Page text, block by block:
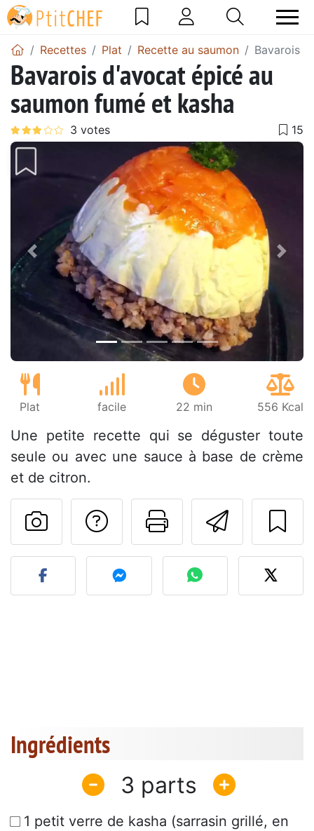
Recettes Plat Recette au saumon Bavarois
Bavarois d'avocat épicé au
saumon fumé et kasha
Précédent
Plat facile 22 min 556 Kcal
Une petite recette qui se déguster toute
seule ou avec une sauce à base de crème
et de citron.
Imprimer
Poser une
Publier votre photo de
Ingrédients
3
1 petit verre de kasha (sarrasin grillé, en